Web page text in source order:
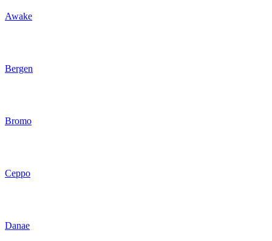
Awake
Bergen
Bromo
Ceppo
Danae